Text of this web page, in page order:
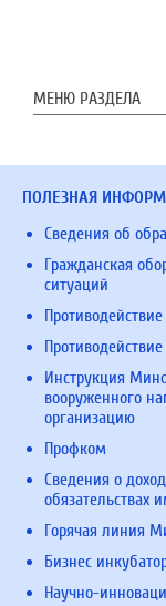
МЕНЮ РАЗДЕЛА
ПОЛЕЗНАЯ
Сведения об
Гражданская
ситуаций
Инструкция
вооруженного
организацию
Профком
Сведения о
обязательствах
Горячая линия
Бизнес
Научно-